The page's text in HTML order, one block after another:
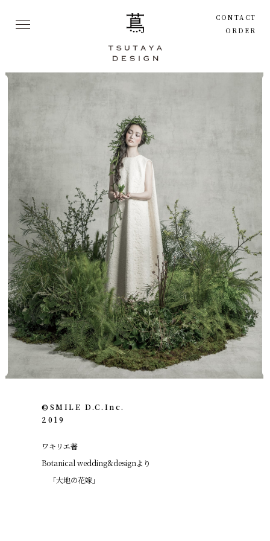
CONTACT
ORDER
©︎SMILE D.C.Inc.
2019
ワキリエ著
Botanical wedding&designより
「大地の花嫁」